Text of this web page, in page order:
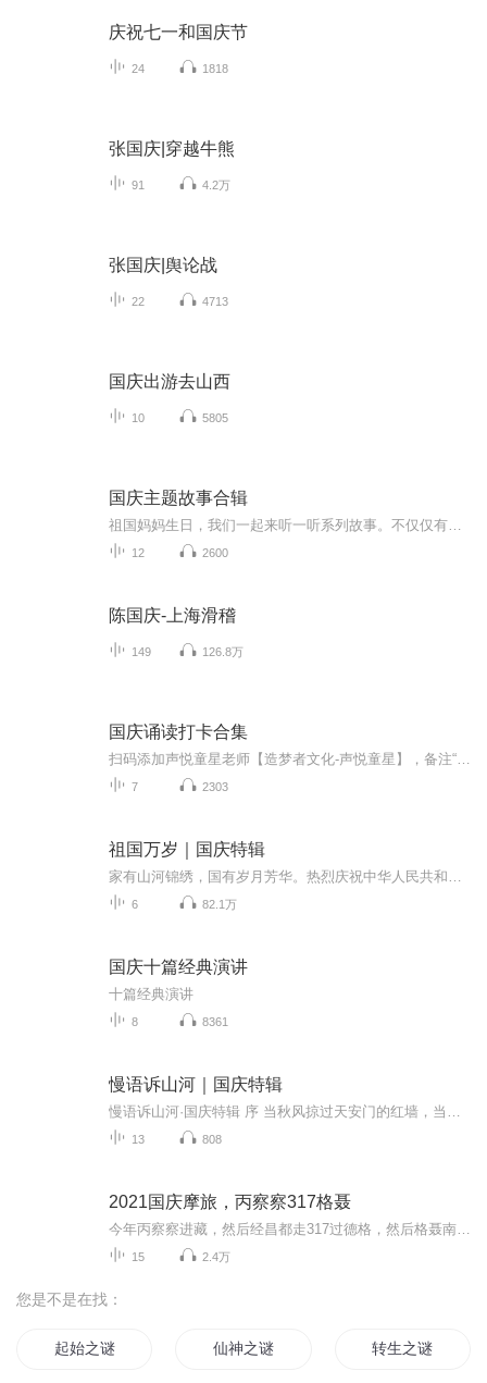
庆祝七一和国庆节
24 1818
张国庆|穿越牛熊
91 4.2万
张国庆|舆论战
22 4713
国庆出游去山西
10 5805
国庆主题故事合辑
12 2600
陈国庆-上海滑稽
149 126.8万
国庆诵读打卡合集
7 2303
祖国万岁｜国庆特辑
6 82.1万
国庆十篇经典演讲
十篇经典演讲
8 8361
慢语诉山河｜国庆特辑
13 808
2021国庆摩旅，丙察察317格聂
15 2.4万
您是不是在找：
起始之谜 仙神之谜 转生之谜